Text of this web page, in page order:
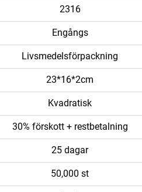
2316
Engångs
Livsmedelsförpackning
23*16*2cm
Kvadratisk
30% förskott + restbetalning
25 dagar
50,000 st